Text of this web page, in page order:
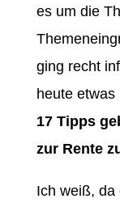
es um die
ging recht
heute etwas
17 Tipps
zur Rente
Ich weiß, da